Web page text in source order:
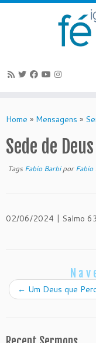
toHome » Mensagens »
Sede de Deus
Tags Fabio BarbiporFabio
02/06/2024 | Salmo
← Um Deus que